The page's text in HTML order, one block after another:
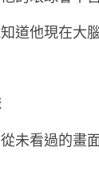
道他現在大
未看過的畫